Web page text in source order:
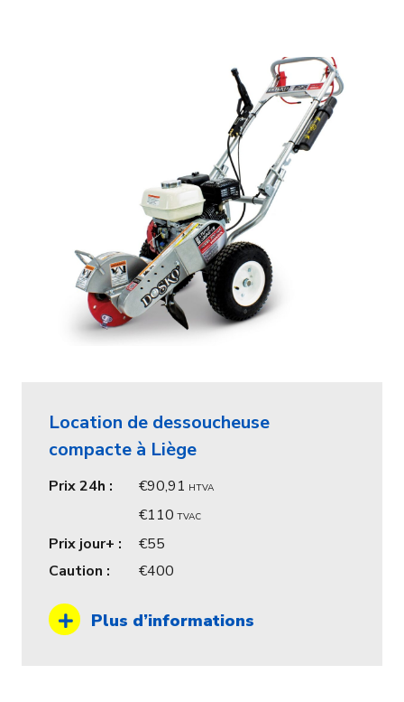
Location de dessoucheuse
compacte à Liège
Prix 24h : 90,91 HTVA
110 TVAC
Prix jour+ :
55
Caution :
400
Plus d’informations